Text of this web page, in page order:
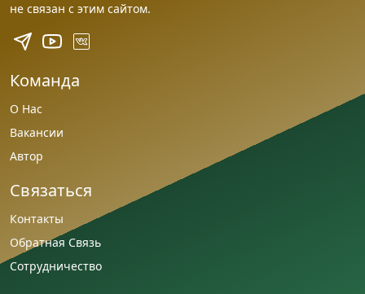
не связан с этим сайтом.
Команда
О Нас
Вакансии
Автор
Связаться
Контакты
Обратная Связь
Сотрудничество